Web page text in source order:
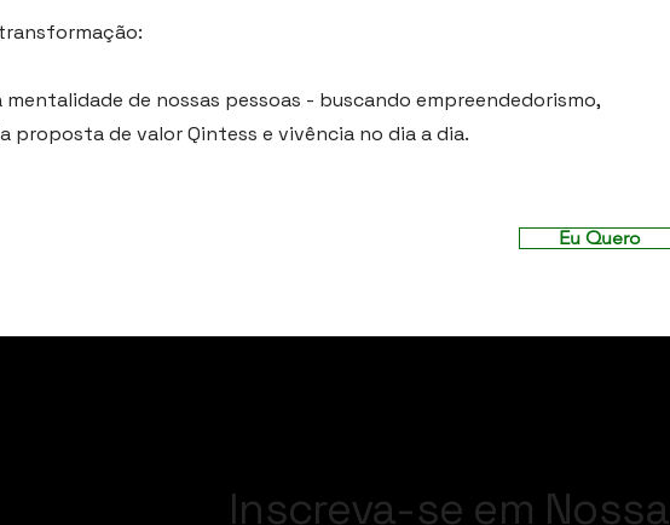
de nossas pessoas - buscando empreendedorismo,
proposta de valor Qintess e vivência no dia a dia.
Eu Quero
Inscreva-se em Nossa